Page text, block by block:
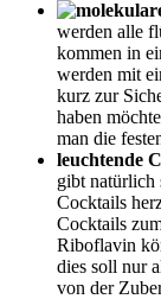
werden alle
kommen in
werden mit
kurz zur
haben
man die
leuchtende
gibt natürlich
Cocktails
Cocktails
Riboflavin
dies soll nur
von der